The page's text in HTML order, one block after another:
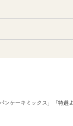
ンケーキミックス」「特